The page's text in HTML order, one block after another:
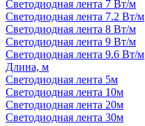
Светодиодная лента 7 Вт/м
Светодиодная лента 7.2 Вт/м
Светодиодная лента 8 Вт/м
Светодиодная лента 9 Вт/м
Светодиодная лента 9.6 Вт/м
Длина, м
Светодиодная лента 5м
Светодиодная лента 10м
Светодиодная лента 20м
Светодиодная лента 30м